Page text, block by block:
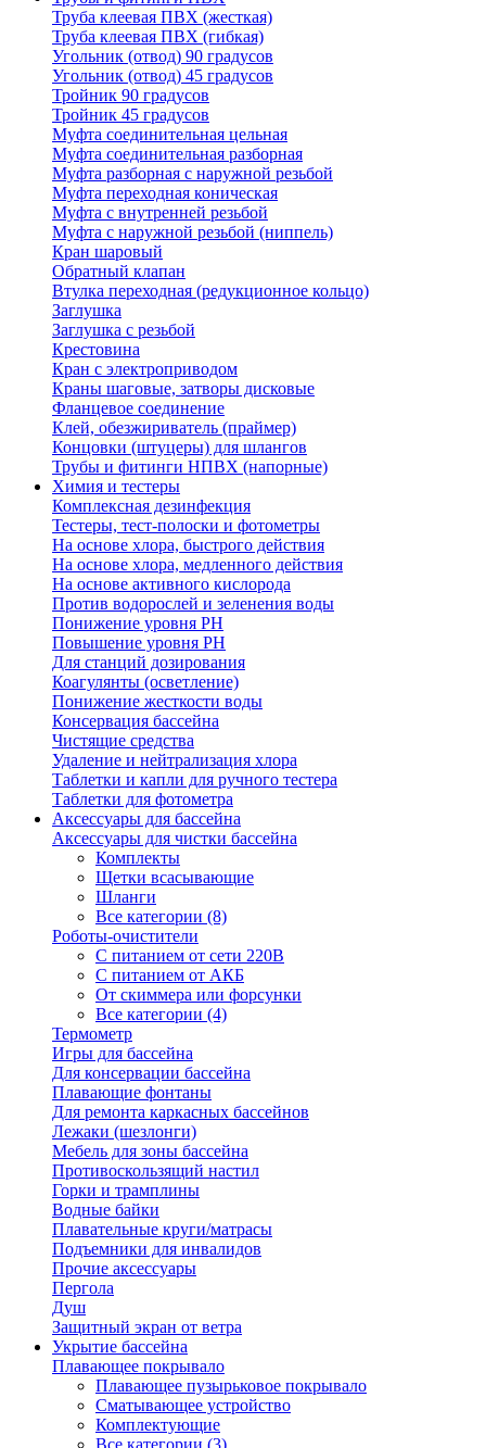
Труба клеевая ПВХ (жесткая)
Труба клеевая ПВХ (гибкая)
Угольник (отвод) 90 градусов
Угольник (отвод) 45 градусов
Тройник 90 градусов
Тройник 45 градусов
Муфта соединительная цельная
Муфта соединительная разборная
Муфта разборная с наружной резьбой
Муфта переходная коническая
Муфта с внутренней резьбой
Муфта с наружной резьбой (ниппель)
Кран шаровый
Обратный клапан
Втулка переходная (редукционное кольцо)
Заглушка
Заглушка с резьбой
Крестовина
Кран с электроприводом
Краны шаговые, затворы дисковые
Фланцевое соединение
Клей, обезжириватель (праймер)
Концовки (штуцеры) для шлангов
Трубы и фитинги НПВХ (напорные)
Химия и тестеры
Комплексная дезинфекция
Тестеры, тест-полоски и фотометры
На основе хлора, быстрого действия
На основе хлора, медленного действия
На основе активного кислорода
Против водорослей и зеленения воды
Понижение уровня РН
Повышение уровня РН
Для станций дозирования
Коагулянты (осветление)
Понижение жесткости воды
Консервация бассейна
Чистящие средства
Удаление и нейтрализация хлора
Таблетки и капли для ручного тестера
Таблетки для фотометра
Аксессуары для бассейна
Аксессуары для чистки бассейна
Комплекты
Щетки всасывающие
Шланги
Все категории (8)
Роботы-очистители
С питанием от сети 220В
С питанием от АКБ
От скиммера или форсунки
Все категории (4)
Термометр
Игры для бассейна
Для консервации бассейна
Плавающие фонтаны
Для ремонта каркасных бассейнов
Лежаки (шезлонги)
Мебель для зоны бассейна
Противоскользящий настил
Горки и трамплины
Водные байки
Плавательные круги/матрасы
Подъемники для инвалидов
Прочие аксессуары
Пергола
Душ
Защитный экран от ветра
Укрытие бассейна
Плавающее покрывало
Плавающее пузырьковое покрывало
Сматывающее устройство
Комплектующие
Все категории (3)